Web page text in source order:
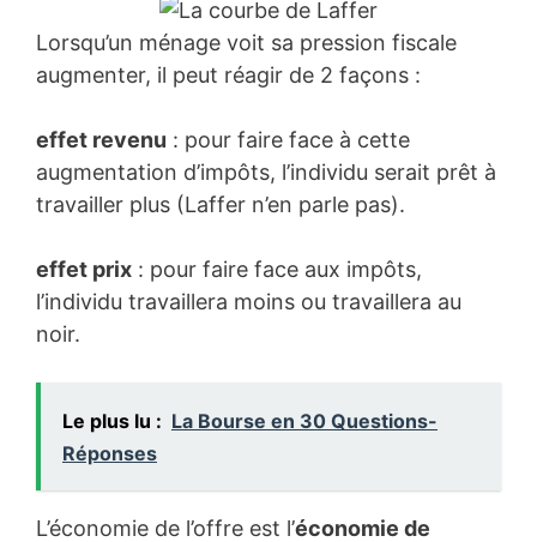
Lorsqu’un ménage voit sa pression fiscale
augmenter, il peut réagir de 2 façons :
effet revenu : pour faire face à cette
augmentation d’impôts, l’individu serait prêt à
travailler plus (Laffer n’en parle pas).
effet prix : pour faire face aux impôts,
l’individu travaillera moins ou travaillera au
noir.
Le plus lu : La Bourse en 30 Questions-
Réponses
L’économie de l’offre est l’économie de